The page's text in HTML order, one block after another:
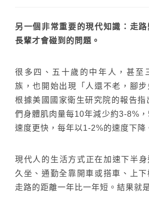
另一個非常重要的現代知識：走
長輩才會碰到的問題。
很多四、五十歲的中年人，甚至
族，也開始出現「人還不老，腳步
根據美國國家衛生研究院的報告
們身體肌肉量每10年減少約3-8%
速度更快，每年以1-2%的速度下降
現代人的生活方式正在加速下半
久坐、通勤全靠開車或搭車、上下
走路的距離一年比一年短。結果就是